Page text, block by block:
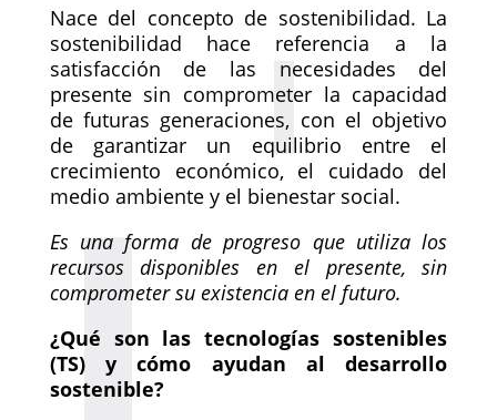
Nace del concepto de sostenibilidad. La
sostenibilidad hace referencia a la
satisfacción de las necesidades del
presente sin comprometer la capacidad
de futuras generaciones, con el objetivo
de garantizar un equilibrio entre el
crecimiento económico, el cuidado del
medio ambiente y el bienestar social.
Es una forma de progreso que utiliza los
recursos disponibles en el presente, sin
comprometer su existencia en el futuro.
¿Qué son las tecnologías sostenibles
(TS) y cómo ayudan al desarrollo
sostenible?